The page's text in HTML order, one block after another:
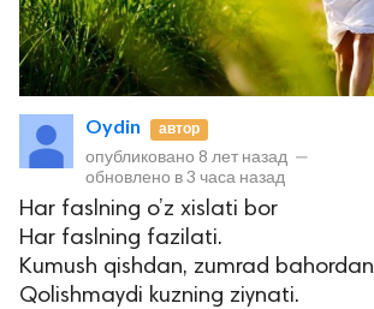
Oydin автор
опубликовано 8 лет назад —
обновлено в3 часа назад
Har faslning o’z xislati bor
Har faslning fazilati.
Kumush qishdan, zumrad bahordan
Qolishmaydi kuzning ziynati.